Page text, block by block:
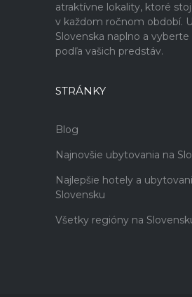
atraktívne lokality, ktoré
v každom ročnom období.
Slovenska naplno a
podľa vašich predstáv.
STRÁNKY
Blog
Najnovšie ubytovania na
Najlepšie hotely a
Slovensku
Všetky regióny na